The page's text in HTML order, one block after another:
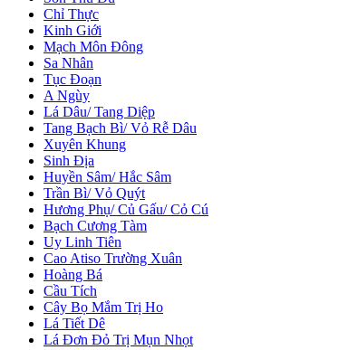
Chỉ Thực
Kinh Giới
Mạch Môn Đông
Sa Nhân
Tục Đoạn
A Ngùy
Lá Dâu/ Tang Diệp
Tang Bạch Bì/ Vỏ Rễ Dâu
Xuyên Khung
Sinh Địa
Huyền Sâm/ Hắc Sâm
Trần Bì/ Vỏ Quýt
Hương Phụ/ Củ Gấu/ Cỏ Cú
Bạch Cương Tàm
Uy Linh Tiên
Cao Atiso Trường Xuân
Hoàng Bá
Cầu Tích
Cây Bọ Mắm Trị Ho
Lá Tiết Dê
Lá Đơn Đỏ Trị Mụn Nhọt